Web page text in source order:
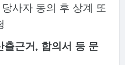
사자 동의 후 상계 또
출근거, 합의서 등 문